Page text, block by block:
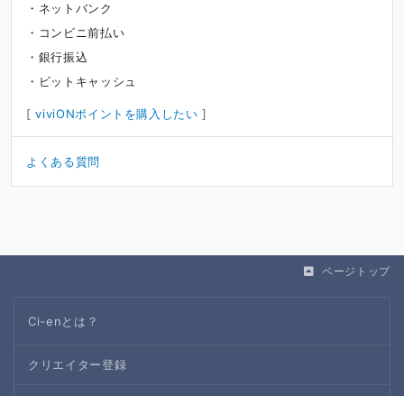
ネットバンク
コンビニ前払い
銀行振込
ビットキャッシュ
[viviONポイントを購入したい ]
よくある質問
ページトップ
Ci-enとは？
クリエイター登録